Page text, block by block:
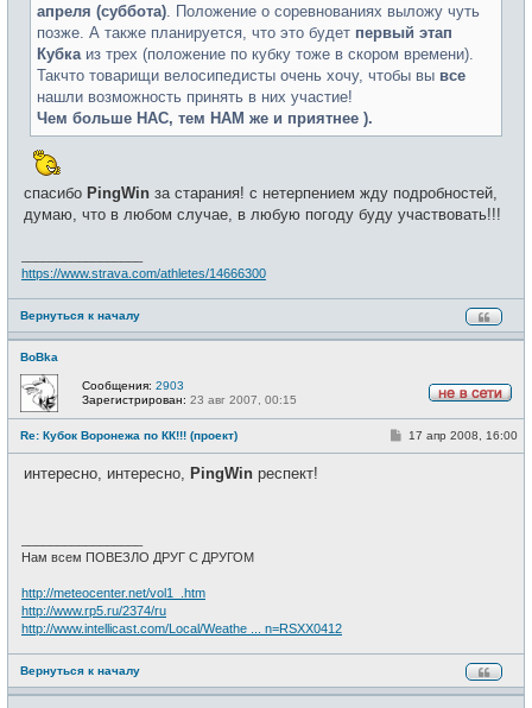
апреля (суббота) . Положение о соревнованиях выложу чуть
позже. А также планируется, что это будет первый этап
Кубка из трех (положение по кубку тоже в скором времени).
Такчто товарищи велосипедисты очень хочу, чтобы вы все
нашли возможность принять в них участие!
Чем больше НАС, тем НАМ же и приятнее ).
спасибо PingWin за старания! с нетерпением жду подробностей,
думаю, что в любом случае, в любую погоду буду участвовать!!!
https://www.strava.com/athletes/14666300
Вернуться к началу
BoBka
е
в
с
Сообщения: 2903
Зарегистрирован: 23 авг 2007, 00:15
Re: Кубок Воронежа по КК!!! (проект)
С17 апр 2008, 16:00
интересно, интересно, PingWin респект!
Нам всем ПОВЕЗЛО ДРУГ С ДРУГОМ
http://meteocenter.net/vol1_.htm
http://www.rp5.ru/2374/ru
http://www.intellicast.com/Local/Weathe ... n=RSXX0412
Вернуться к началу